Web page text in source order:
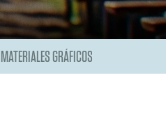
MATERIALES GRÁFICOS